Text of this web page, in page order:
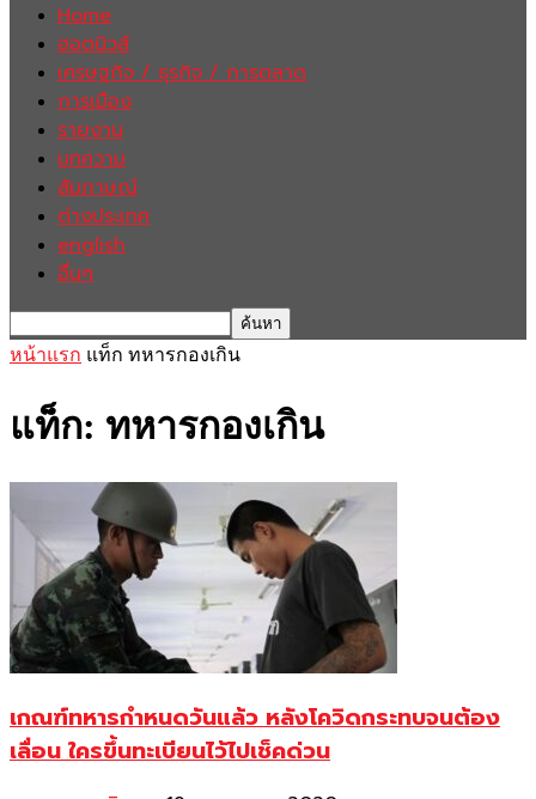
Home
ฮอตนิวส์
เศรษฐกิจ / ธุรกิจ / การตลาด
การเมือง
รายงาน
บทความ
สัมภาษณ์
ต่างประเทศ
english
อื่นๆ
หน้าแรก แท็ก ทหารกองเกิน
แท็ก: ทหารกองเกิน
เกณฑ์ทหารกำหนดวันแล้ว หลังโควิดกระทบจนต้อง
เลื่อน ใครขึ้นทะเบียนไว้ไปเช็คด่วน